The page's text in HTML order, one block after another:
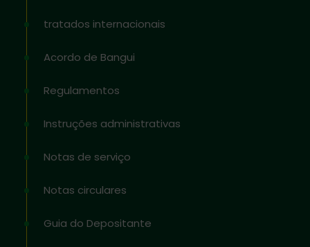
tratados internacionais
Acordo de Bangui
Regulamentos
Instruções administrativas
Notas de serviço
Notas circulares
Guia do Depositante